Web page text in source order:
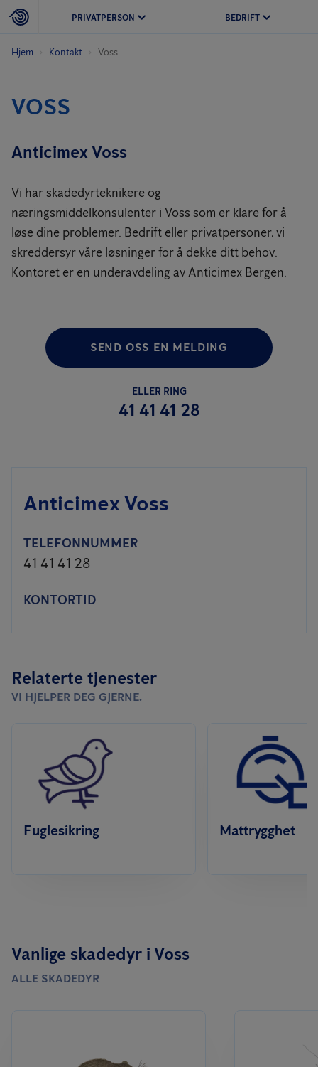
PRIVATPERSON BEDRIFT
Hjem Kontakt Voss
VOSS
Anticimex Voss
Vi har skadedyrteknikere og
næringsmiddelkonsulenter i Voss som er klare for å
løse dine problemer. Bedrift eller privatpersoner, vi
skreddersyr våre løsninger for å dekke ditt behov.
Kontoret er en underavdeling av Anticimex Bergen.
SEND OSS EN MELDING
ELLER RING
41 41 41 28
Anticimex Voss
TELEFONNUMMER
41 41 41 28
KONTORTID
Relaterte tjenester
VI HJELPER DEG GJERNE.
Fuglesikring Mattrygghet
Vanlige skadedyr i Voss
ALLE SKADEDYR